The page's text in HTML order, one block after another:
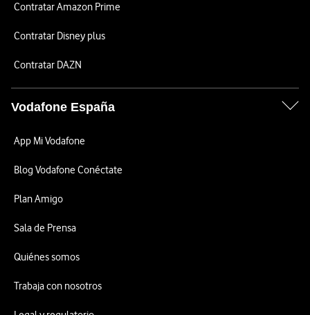
Contratar Amazon Prime
Contratar Disney plus
Contratar DAZN
Vodafone España
App Mi Vodafone
Blog Vodafone Conéctate
Plan Amigo
Sala de Prensa
Quiénes somos
Trabaja con nosotros